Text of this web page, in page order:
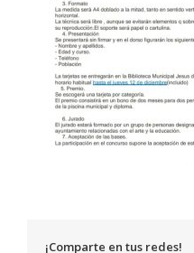
¡Comparte en tus redes!